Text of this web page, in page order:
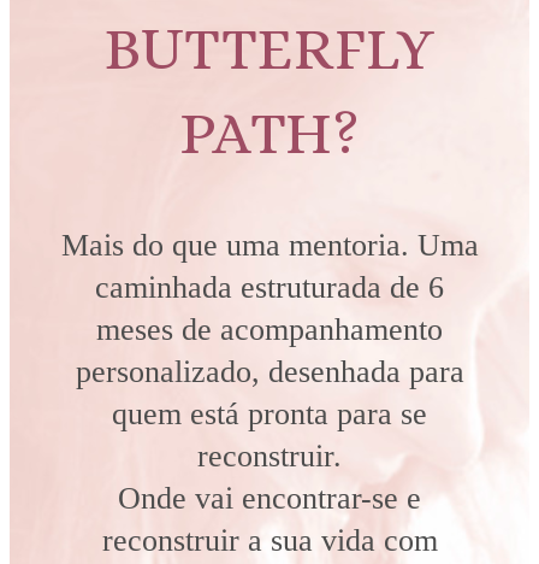
BUTTERFLY
PATH?
Mais do que uma mentoria. Uma
caminhada estruturada de 6
meses de acompanhamento
personalizado, desenhada para
quem está pronta para se
reconstruir.
Onde vai encontrar-se e
reconstruir a sua vida com